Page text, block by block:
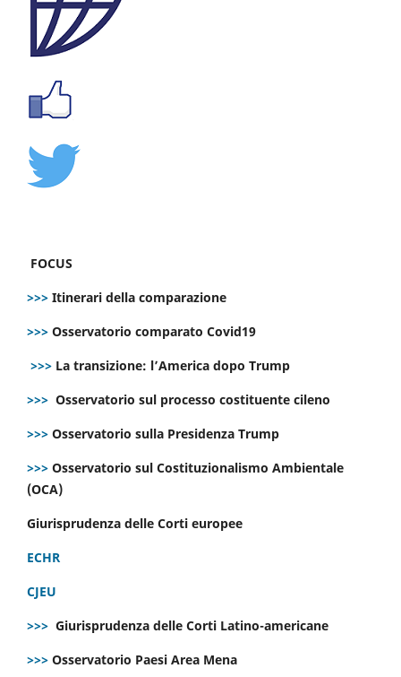
FOCUS
>>> Itinerari della comparazione
>>> Osservatorio comparato Covid19
>>> La transizione: l’America dopo Trump
>>> Osservatorio sul processo costituente cileno
>>> Osservatorio sulla Presidenza Trump
>>> Osservatorio sul Costituzionalismo Ambientale
(OCA)
Giurisprudenza delle Corti europee
ECHR
CJEU
>>> Giurisprudenza delle Corti Latino-americane
>>> Osservatorio Paesi Area Mena